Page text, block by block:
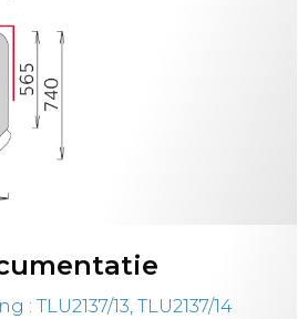
TLU2137/13, TLU2137/14